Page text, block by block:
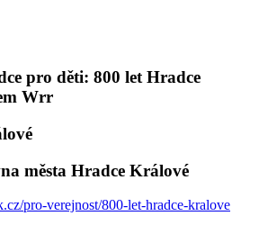
pro děti: 800 let Hradce
Wrr
města Hradce Králové
pro-verejnost/800-let-hradce-kralove